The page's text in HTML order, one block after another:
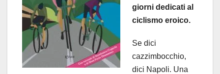
giorni dedicati al
ciclismo eroico.
Se dici
cazzimbocchio,
dici Napoli. Una